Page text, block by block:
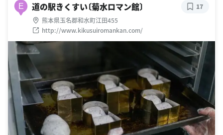
E 道の駅きくすい〔菊水ロマン館〕
熊本県玉名郡和水町江田455
http://www.kikusuiromankan.com/
17